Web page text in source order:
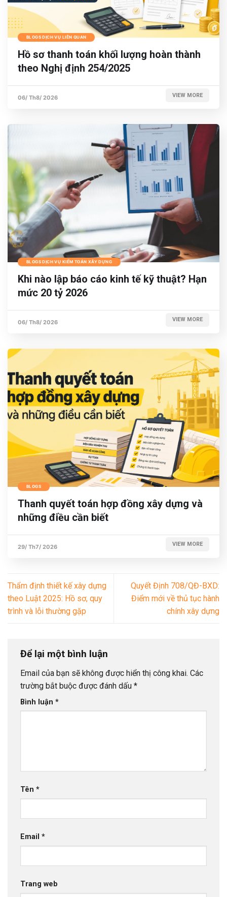
BLOGS DỊCH VỤ LIÊN QUAN
Hồ sơ thanh toán khối lượng hoàn thành
theo Nghị định 254/2025
06/ Th8/ 2026 VIEW MORE
BLOGS DỊCH VỤ KIỂM TOÁN XÂY DỰNG
Khi nào lập báo cáo kinh tế kỹ thuật? Hạn
mức 20 tỷ 2026
06/ Th8/ 2026 VIEW MORE
BLOGS
Thanh quyết toán hợp đồng xây dựng và
những điều cần biết
29/ Th7/ 2026 VIEW MORE
Thẩm định thiết kế xây dựng
theo Luật 2025: Hồ sơ, quy
trình và lỗi thường gặp
Quyết Định 708/QĐ-BXD:
Điểm mới về thủ tục hành
chính xây dựng
Để lại một bình luận
Email của bạn sẽ không được hiển thị công khai. Các
trường bắt buộc được đánh dấu *
Bình luận *
Tên *
Email *
Trang web